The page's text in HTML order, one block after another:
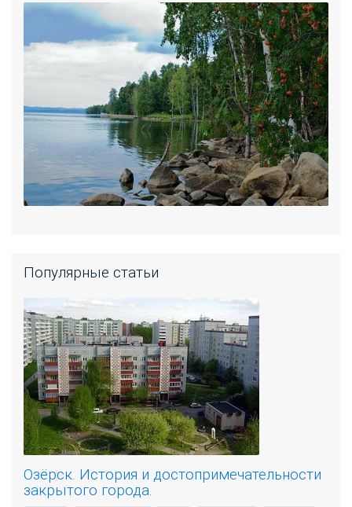
Популярные статьи
Озёрск. История и достопримечательности
закрытого города.